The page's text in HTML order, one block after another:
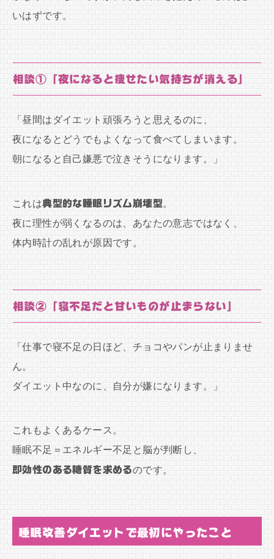
いはずです。
相談①「夜になると痩せたい気持ちが消える」
「昼間はダイエット頑張ろうと思えるのに、
夜になるとどうでもよくなって食べてしまいます。
朝になると自己嫌悪で泣きそうになります。」
これは典型的な睡眠リズム崩壊型。
夜に理性が弱くなるのは、あなたの意志ではなく、
体内時計の乱れが原因です。
相談②「寝不足だと甘いものが止まらない」
「仕事で寝不足の日ほど、チョコやパンが止まりませ
ん。
ダイエット中なのに、自分が嫌になります。」
これもよくあるケース。
睡眠不足＝エネルギー不足と脳が判断し、
即効性のある糖質を求めるのです。
睡眠改善ダイエットで最初にやったこと